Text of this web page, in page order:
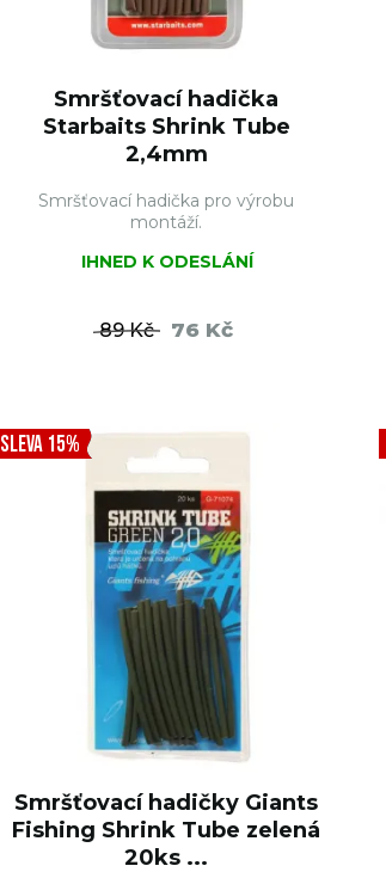
Smršťovací hadička
Starbaits Shrink Tube
2,4mm
Smršťovací hadička pro výrobu
montáží.
IHNED K ODESLÁNÍ
89 Kč 76 Kč
SLEVA 15%
Smršťovací hadičky Giants
Fishing Shrink Tube zelená
20ks ...